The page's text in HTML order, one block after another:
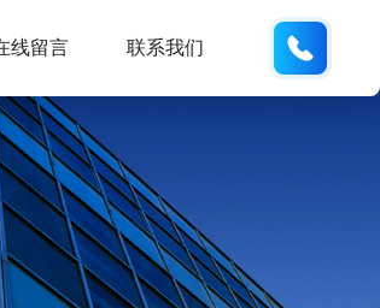
线留言 联系我们